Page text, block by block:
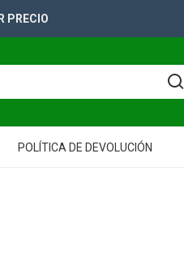
PRECIO
POLÍTICA DE DEVOLUCIÓN